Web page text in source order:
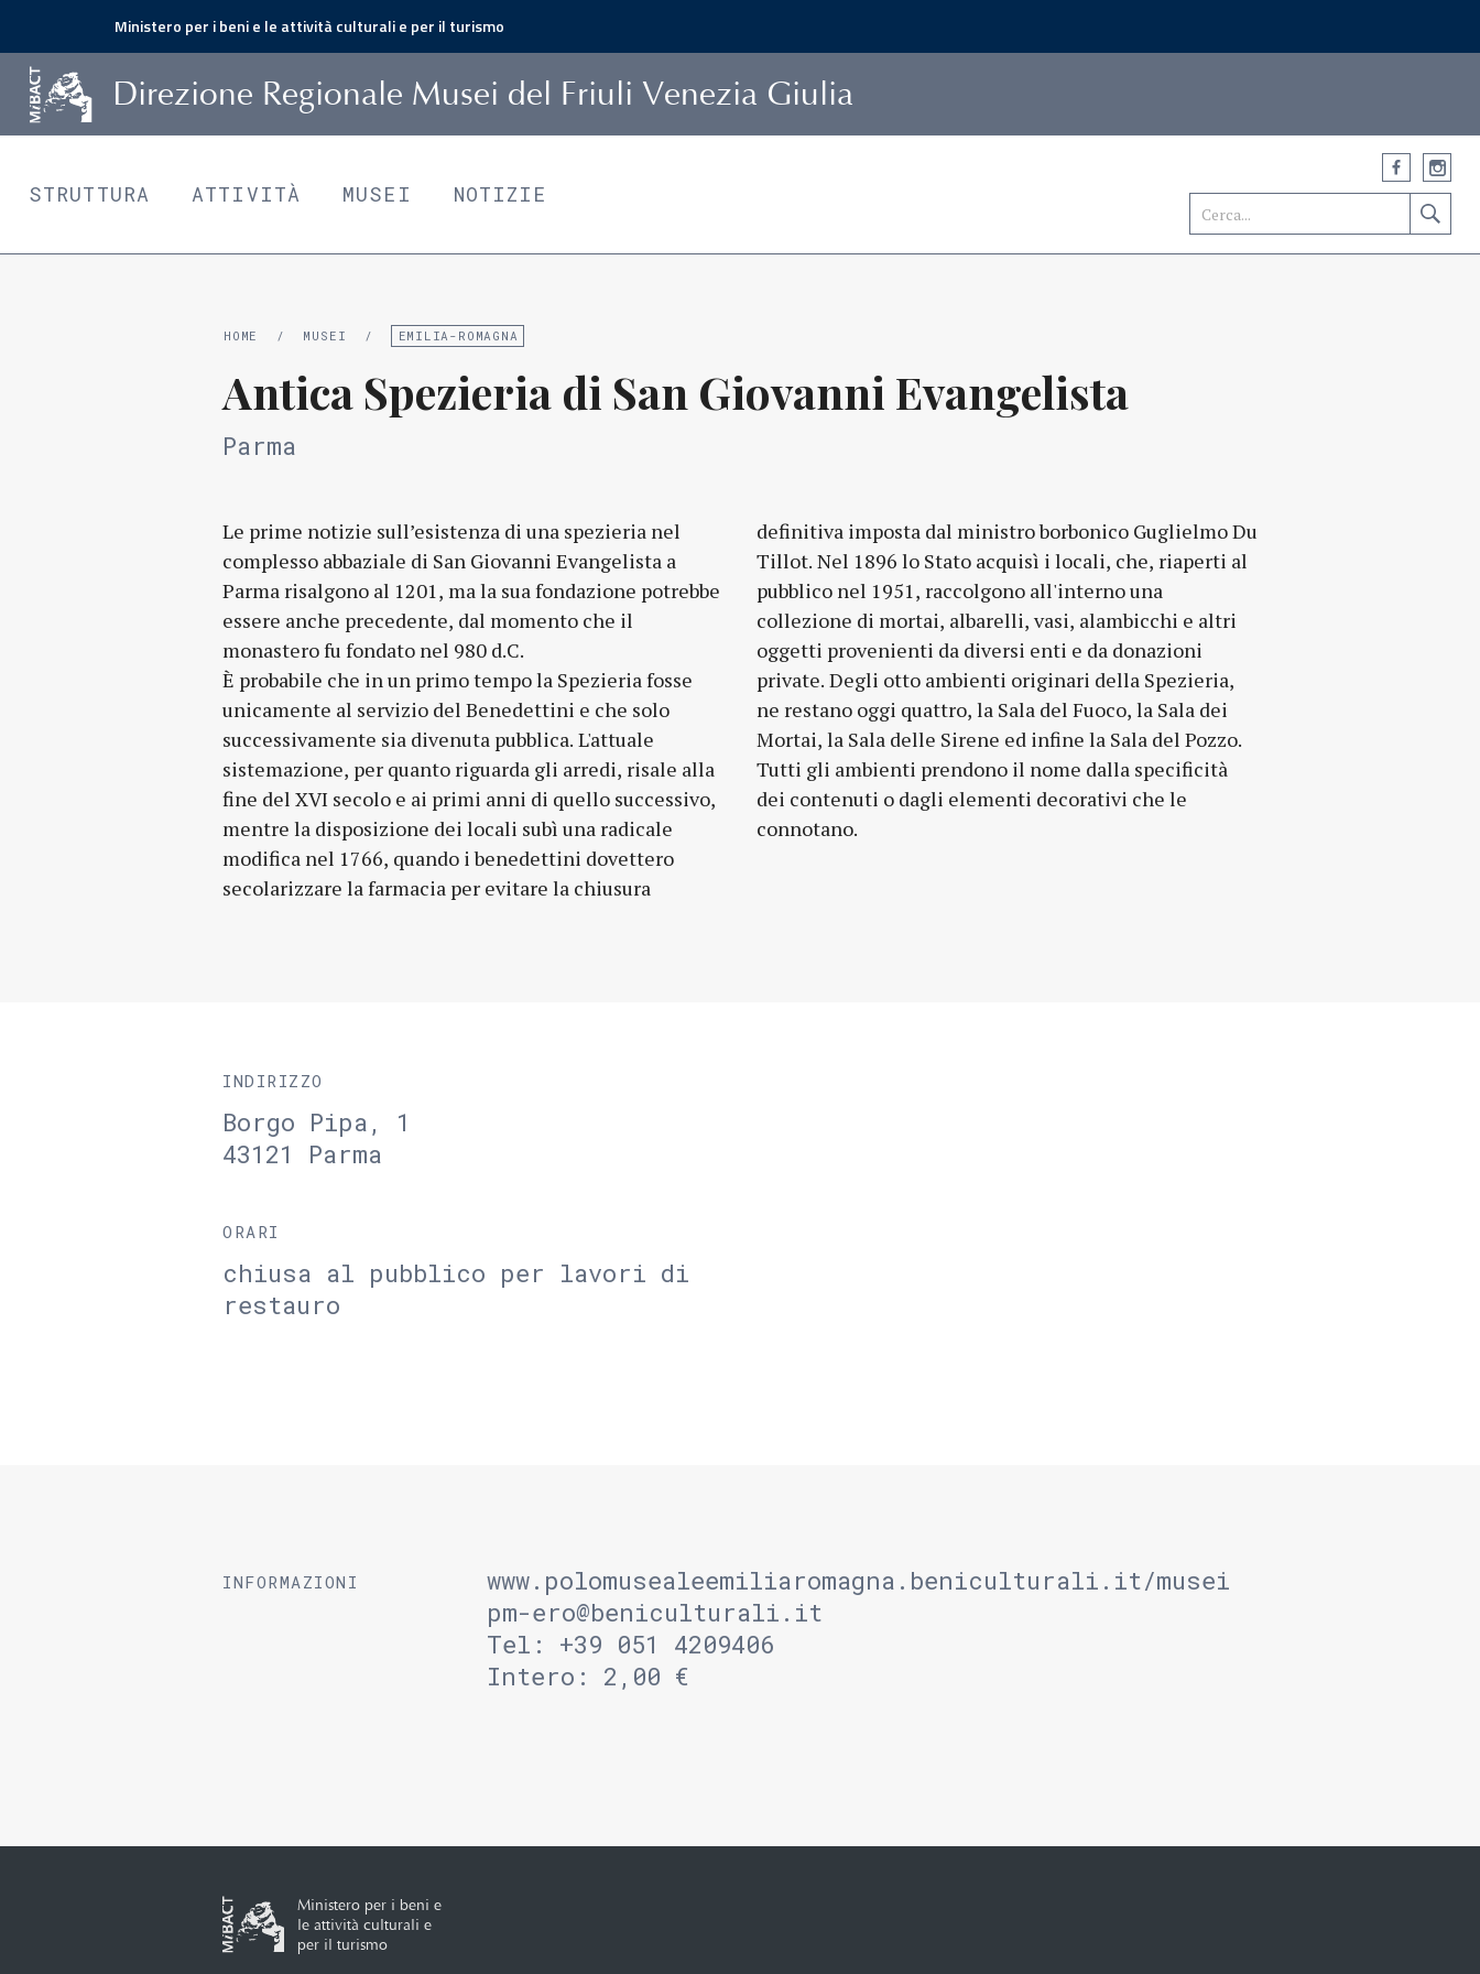
Ministero per i beni e le attività culturali e per il turismo
Direzione Regionale Musei del Friuli Venezia Giulia
STRUTTURA ATTIVITÀ MUSEI NOTIZIE
HOME / MUSEI / EMILIA-ROMAGNA
Antica Spezieria di San Giovanni Evangelista
Parma
Le prime notizie sull’esistenza di una spezieria nel
complesso abbaziale di San Giovanni Evangelista a
Parma risalgono al 1201, ma la sua fondazione potrebbe
essere anche precedente, dal momento che il
monastero fu fondato nel 980 d.C.
È probabile che in un primo tempo la Spezieria fosse
unicamente al servizio del Benedettini e che solo
successivamente sia divenuta pubblica. L'attuale
sistemazione, per quanto riguarda gli arredi, risale alla
fine del XVI secolo e ai primi anni di quello successivo,
mentre la disposizione dei locali subì una radicale
modifica nel 1766, quando i benedettini dovettero
secolarizzare la farmacia per evitare la chiusura
definitiva imposta dal ministro borbonico Guglielmo Du
Tillot. Nel 1896 lo Stato acquisì i locali, che, riaperti al
pubblico nel 1951, raccolgono all'interno una
collezione di mortai, albarelli, vasi, alambicchi e altri
oggetti provenienti da diversi enti e da donazioni
private. Degli otto ambienti originari della Spezieria,
ne restano oggi quattro, la Sala del Fuoco, la Sala dei
Mortai, la Sala delle Sirene ed infine la Sala del Pozzo.
Tutti gli ambienti prendono il nome dalla specificità
dei contenuti o dagli elementi decorativi che le
connotano.
INDIRIZZO
Borgo Pipa, 1
43121 Parma
ORARI
chiusa al pubblico per lavori di
restauro
INFORMAZIONI
www.polomusealeemiliaromagna.beniculturali.it/musei
pm-ero@beniculturali.it
Tel: +39 051 4209406
Intero: 2,00 €
Ministero per i beni e
le attività culturali e
per il turismo